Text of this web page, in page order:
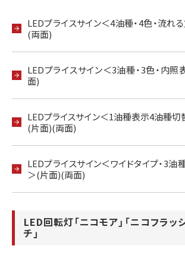
LEDプライスサイン＜4油種・4色・流れ
(両面)
LEDプライスサイン＜3油種・3色・内
面)
LEDプライスサイン＜1油種表示4油種切
(片面)(両面)
LEDプライスサイン＜ワイドタイプ・3油
＞(片面)(両面)
LED回転灯「ニコモア」「ニコフラッ
チ｣